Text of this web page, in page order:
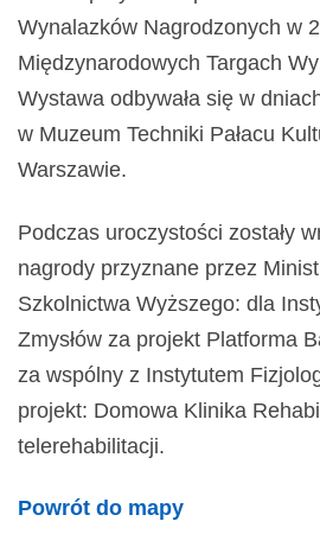
Wynalazków Nagrodzonych w
Międzynarodowych Targach
Wystawa odbywała się w
w Muzeum Techniki Pałacu
Warszawie.
Podczas uroczystości zostały
nagrody przyznane przez
Szkolnictwa Wyższego: dla
Zmysłów za projekt Platforma
za wspólny z Instytutem
projekt: Domowa Klinika
telerehabilitacji.
Powrót do mapy